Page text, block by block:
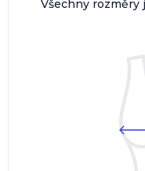
Všechny rozměry